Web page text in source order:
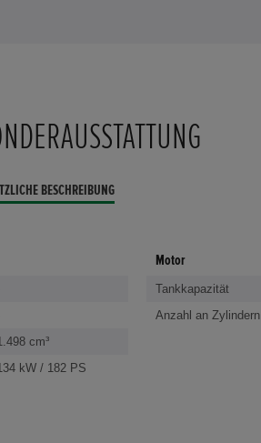
BESCHREIBUNG
cm³
kW / 182 PS
Motor
Tankkapazität
Anzahl an Zylindern